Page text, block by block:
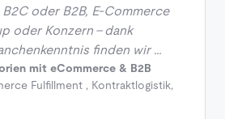
oder B2B, E-Commerce
oder Konzern - dank
finden wir …
mit eCommerce & B2B
Fulfillment , Kontraktlogistik,